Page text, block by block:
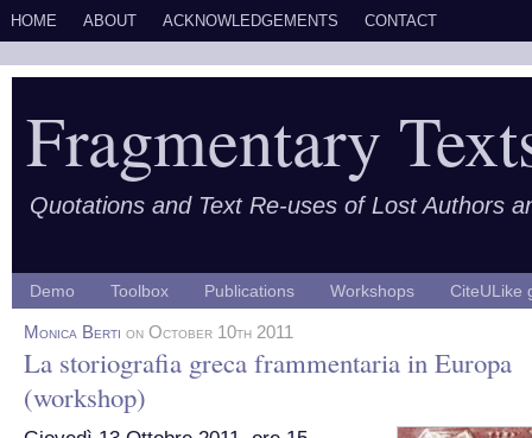
HOME ABOUT ACKNOWLEDGEMENTS CONTACT
Fragmentary
Quotations and Text Re-uses of Lost Authors
Demo Toolbox Publications Workshops CiteULike
Monica Berti on October 10th 2011
La storiografia greca frammentaria in Europa
(workshop)